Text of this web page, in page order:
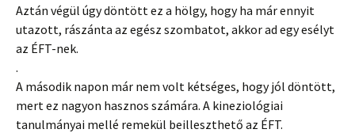
Aztán végül úgy döntött ez a hölgy, hogy ha már ennyit
utazott, rászánta az egész szombatot, akkor ad egy esélyt
az ÉFT-nek.
.
A második napon már nem volt kétséges, hogy jól döntött,
mert ez nagyon hasznos számára. A kineziológiai
tanulmányai mellé remekül beilleszthető az ÉFT.